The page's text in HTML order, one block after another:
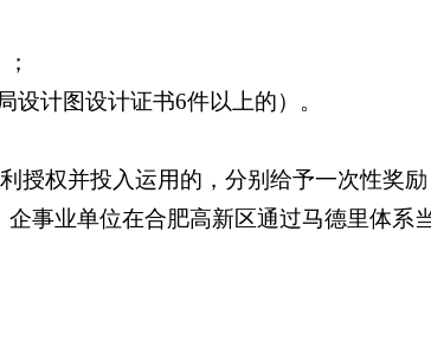
计图设计证书6件以上的）。
授权并投入运用的，分别给予一次性奖
事业单位在合肥高新区通过马德里体